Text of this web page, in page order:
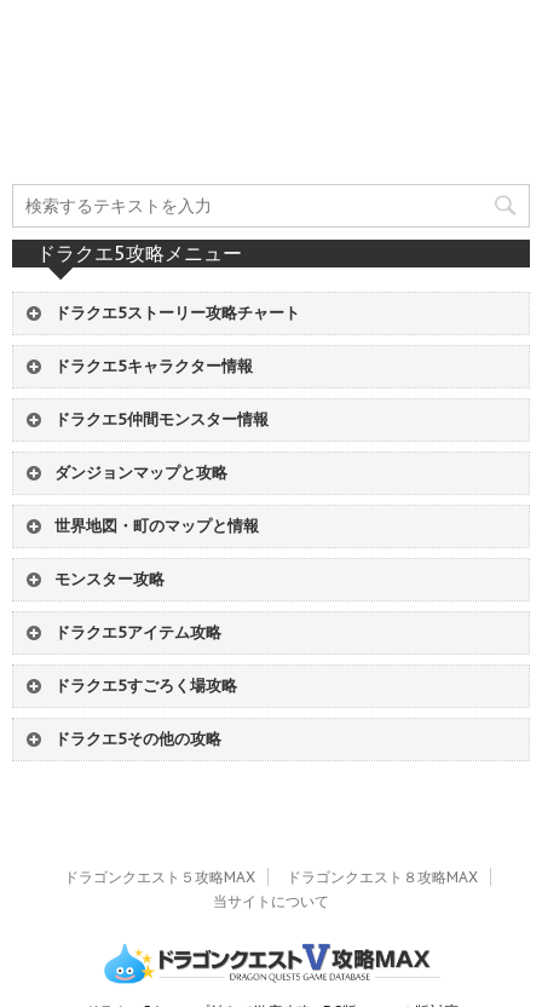
ドラクエ5攻略メニュー
ドラクエ5ストーリー攻略チャート
01
ストレンジャー号 - レヌール城
02
妖精の村 - 古代の遺跡
03
青年時代前半開始 - ヘンリー離脱
04
ビスタの港 - ルラフェン南の洞窟
サラボナの町 - 結婚式
06
船入手 - テルパドール
07
ネッドの宿屋 - デーモンズタワー
08
青年時代後半開始 - 天空への塔
09
地下遺跡の洞窟 - 天空城
10
サラボナの町 - ボブルの塔
11
大神殿 - エビルマウンテン
ドラクエ5キャラクター情報
1 主人公 2 ビアンカ
3
フローラ
5 男の子 6 女の子
7
ヘンリー
ピピン
ドラクエ5仲間モンスター情報
仲間
仲間モンスターリスト
仲間
装備品グループ
仲間
仲間にできる場所一覧
仲間
おすすめ仲間モンスター
ダンジョンマップと攻略
サンタローズの洞窟
レヌール城
ドワーフの洞窟
古代の遺跡
ラインハットの洞窟
神の塔
滝の洞窟
チゾットの山道
グランバニア山の洞窟
デモンズタワー
海の神殿
天空への塔
世界地図・町のマップと情報
世界地図
妖精の世界マップ
暗黒世界マップ
サンタローズの村
アルカパの町
妖精の村
港町ポートセルミ
カボチ村
ルラフェン
山奥の村
カジノ船
妖精の城
天空城
モンスター攻略
モンス
モンスター図鑑
モンス モンスター分布図（マップ付き）
ボス1 ボス攻略 - 少年時代
ボス2
ボス攻略 - 青年時代前半
ボス4 ボス攻略 - クリア後
ドラクエ5アイテム攻略
武 武器リスト 武
武器入手方法
防
防具リスト
装
装飾品リスト 装
装飾品入手方法
道
道具リスト
ドラクエ5すごろく場攻略
パネル
すごろくのパネルリスト
1
オラクルベリーのすごろく場
ドラクエ5その他の攻略
ス 呪文・特技一覧 ス
パルプンテの効果
ドラゴンクエスト５攻略MAX
ドラゴンクエスト８攻略MAX
当サイトについて